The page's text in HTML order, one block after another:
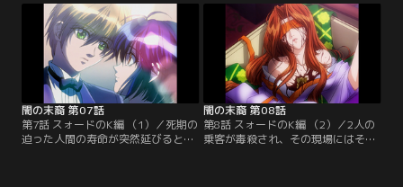
が都筑たちが回収を命じられた悪魔
のバイオリンだったのだ。その行方
を追っていた都筑たちは音無達也に
行き当たり、悪魔の契約書の事を知
る。都筑から事件が解決するまで十
王庁で身柄を保護すると…。【提
供：バンダイチャンネル】
い。食べることにあれほどの執着を
見せるあの都筑が、なんと食事の誘
いを断ったのだ。いつもからは全く
想像できない、都筑の行動に疑問を
感じる密。その頃2人と別行動をと
っていた都筑が…。【提供：バンダ
イチャンネル】
闇の末裔 第07話
第7話 スォードのK編 （1）／死期の
迫った人間の寿命が突然延びるとい
闇の末裔 第08話
第8話 スォードのK編 （2）／2人の
乗客が毒殺され、その現場にはそれ